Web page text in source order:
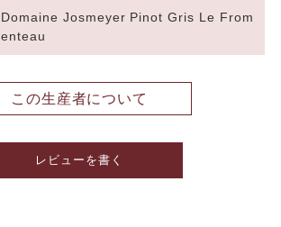
Domaine Josmeyer Pinot Gris Le From
enteau
この生産者について
レビューを書く